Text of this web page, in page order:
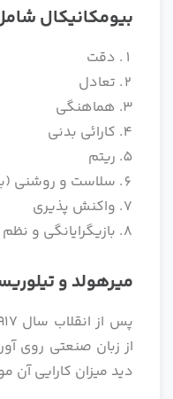
بیومکانیکال
دقت
تعادل
هماهنگی
کارائی بدنی
ریتم
سلاست و روشنی
واکنش پذیری
بازیگرایانگی و
میرهولد و
از زبان صنعتی روی
دید میزان کارایی آن